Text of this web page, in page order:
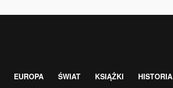
EUROPA ŚWIAT KSIĄŻKI HISTORIA